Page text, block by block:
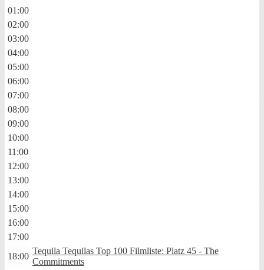
01:00
02:00
03:00
04:00
05:00
06:00
07:00
08:00
09:00
10:00
11:00
12:00
13:00
14:00
15:00
16:00
17:00
18:00
Tequila Tequilas Top 100 Filmliste: Platz 45 - The
Commitments